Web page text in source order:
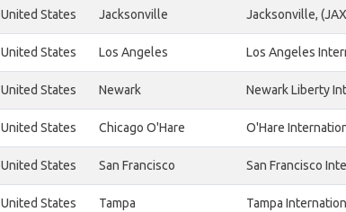
United States Jacksonville Jacksonville,
United States Los Angeles Los Angeles
United States Newark Newark Liberty
United States Chicago O'Hare O'Hare
United States San Francisco San Francisco
United States Tampa Tampa